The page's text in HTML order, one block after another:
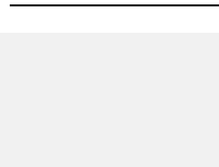
Formerfordernis